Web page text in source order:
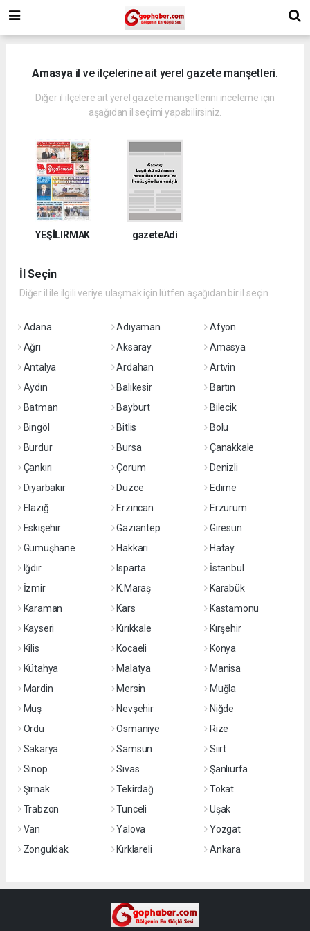
Amasyail ve ilçelerine ait yerel gazete manşetleri.
Diğer il ilçelere ait yerel gazete manşetlerini inceleme için
aşağıdan il seçimi yapabilirsiniz.
YEŞİLIRMAK gazeteAdi
İl Seçin
Diğer il ile ilgili veriye ulaşmak için lütfen aşağıdan bir il seçin
Adana Adıyaman
Afyon
Ağrı
Aksaray
Amasya
Antalya
Ardahan
Artvin
Aydın
Balıkesir
Bartın
Batman
Bayburt
Bilecik
Bingöl
Bitlis
Bolu
Burdur
Bursa
Çanakkale
Çankırı
Çorum
Denizli
Diyarbakır
Düzce
Edirne
Elazığ
Erzincan
Erzurum
Eskişehir
Gaziantep
Giresun
Gümüşhane
Hakkari
Hatay
Iğdır
Isparta
İstanbul
İzmir
K.Maraş
Karabük
Karaman
Kars
Kastamonu
Kayseri
Kırıkkale
Kırşehir
Kilis
Kocaeli
Konya
Kütahya
Malatya
Manisa
Mardin
Mersin
Muğla
Muş
Nevşehir
Niğde
Ordu
Osmaniye
Rize
Sakarya
Samsun
Siirt
Sinop
Sivas
Şanlıurfa
Şırnak
Tekirdağ
Tokat
Trabzon
Tunceli
Uşak
Van
Yalova
Yozgat
Zonguldak
Kırklareli Ankara